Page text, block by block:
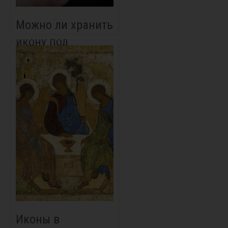
Можно ли хранить
икону под
подушкой?
Иконы в